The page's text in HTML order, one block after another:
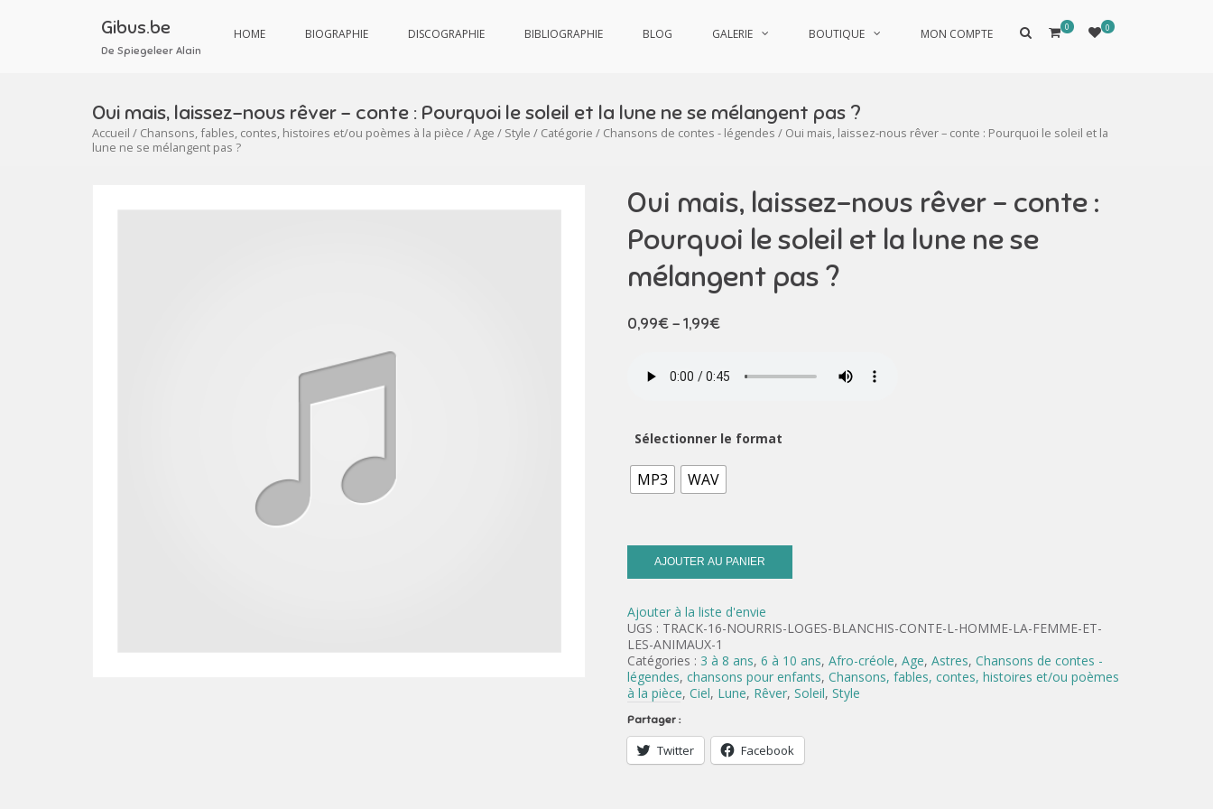
Gibus.be
De Spiegeleer Alain
HOME BIOGRAPHIE DISCOGRAPHIE BIBLIOGRAPHIE BLOG GALERIE BOUTIQUE MON COMPTE
Afficher0 0
Oui mais, laissez-nous rêver – conte : Pourquoi le soleil et la lune ne se mélangent pas ?
Accueil / Chansons, fables, contes, histoires et/ou poèmes à la pièce /Age / Style / Catégorie / Chansons de contes - légendes / Oui mais, laissez-nous rêver – conte : Pourquoi le soleil et la
lune ne se mélangent pas ?
Oui mais, laissez-nous rêver – conte :
Pourquoi le soleil et la lune ne se
mélangent pas ?
0,99€–1,99€
Sélectionner le format
MP3 WAV
AJOUTER AU PANIER
Ajouter à la liste d'envie
UGS : TRACK-16-NOURRIS-LOGES-BLANCHIS-CONTE-L-HOMME-LA-FEMME-ET-
LES-ANIMAUX-1
Catégories : 3 à 8 ans, 6 à 10 ans, Afro-créole, Age, Astres, Chansons de contes -
légendes, chansons pour enfants, Chansons, fables, contes, histoires et/ou poèmes
à la pièce, Ciel, Lune, Rêver, Soleil, Style
Partager :
Twitter Facebook